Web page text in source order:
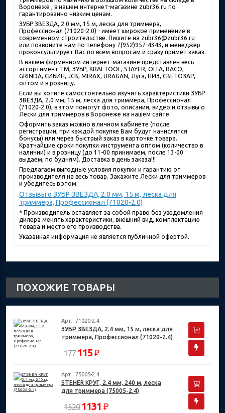
Воронеже , в нашем интернет-магазине zubr36.ru по
гарантированно низким ценам.
ЗУБР ЗВЕЗДА, 2.0 мм, 15 м, леска для триммера,
Профессионал (71020-2.0) - имеет широкое применение в
современном строительстве. Пишите на zubr36@zubr36.ru
или позвоните нам по телефону 7(952)957-4343, и менеджер
проконсультирует Вас по всем вопросам и сразу примет заказ.
В нашем фирменном интернет-магазине представлен весь
ассортимент ТМ, ЗУБР, KRAFTOOL, STAYER, OLFA, RACO,
GRINDA, СИБИН, JCB, MIRAX, URAGAN, Луга, НИЗ, СВЕТОЗАР,
оптом и в розницу.
Если вы хотите самостоятельно изучить характеристики ЗУБР
ЗВЕЗДА, 2.0 мм, 15 м, леска для триммера, Профессионал
(71020-2.0), в этом помогут фото, описания, видео и отзывы о
Лески для триммеров в Воронеже на нашем сайте.
Оформить заказ можно в личном кабинете (после
регистрации, при каждой покупке Вам будут начислятся
бонусы) или через быстрый заказ в карточке товара.
Кратчайшие сроки покупки инструмента оптом (количество в
наличии) и в розницу (до 11-00 принимаем, после 13-00
выдаем, по будням). Доставка в день заказа!!!
Предлагаем выгодные условия покупки и гарантию от
производителя на весь товар. Закажите Лески для триммеров
и убедитесь в этом.
Отзывы о ЗУБР ЗВЕЗДА, 2.0 мм, 15 м, леска для
триммера, Профессионал (71020-2.0)
* Производитель оставляет за собой право без уведомления
дилера менять характеристики, внешний вид, комплектацию
товара и место его производства.
Указанная информация не является публичной офертой.
ПОХОЖИЕ ТОВАРЫ
Арт.: 71020-2.4
ЗУБР ЗВЕЗДА, 2.4 мм, 15 м, леска для
триммера, Профессионал (71020-2.4)
177 115 ₽
Арт.: 75005-2.4
STEHER КРУГ, 2.4 мм, 240 м, леска
для триммера (75005-2.4)
1520 1131 ₽